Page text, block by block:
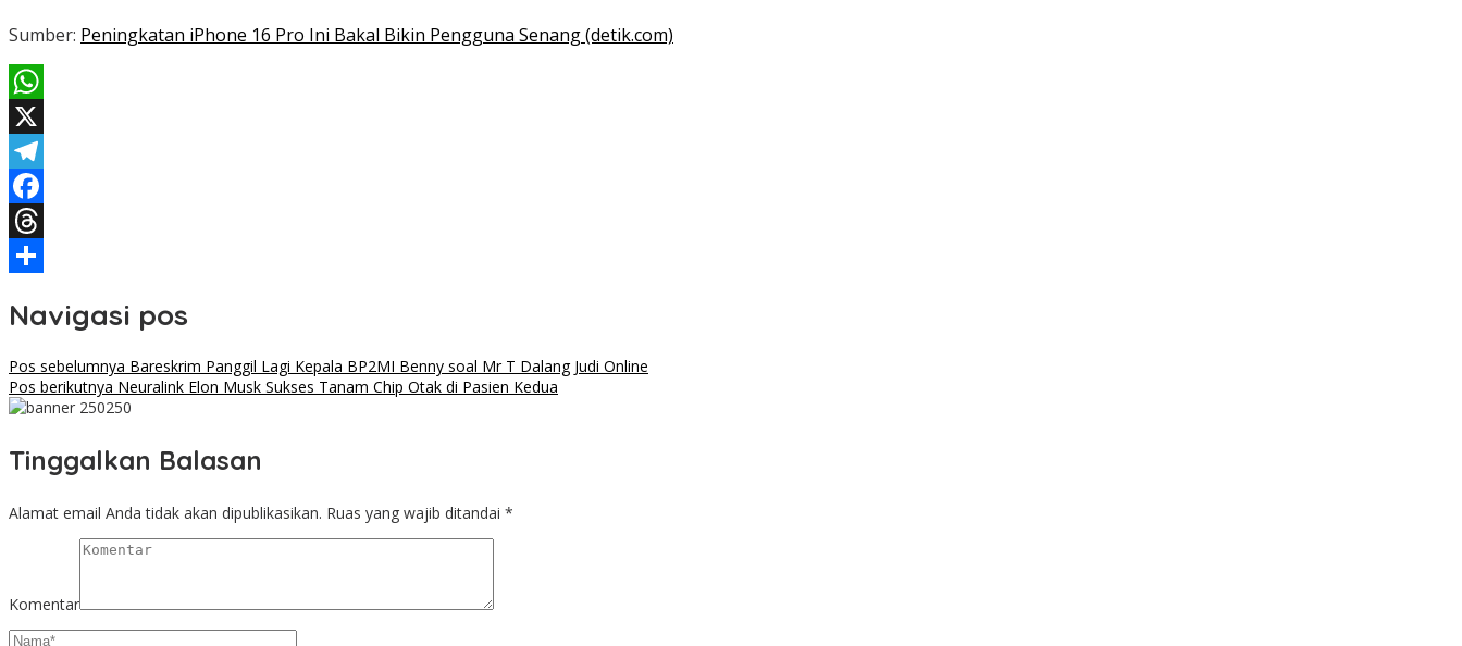
Sumber: Peningkatan iPhone 16 Pro Ini Bakal Bikin Pengguna Senang (detik.com)
WhatsApp
X
Telegram
Facebook
Threads
Navigasi pos
Pos sebelumnya Bareskrim Panggil Lagi Kepala BP2MI Benny soal Mr T Dalang Judi Online
Pos berikutnya Neuralink Elon Musk Sukses Tanam Chip Otak di Pasien Kedua
Tinggalkan Balasan
Alamat email Anda tidak akan dipublikasikan. Ruas yang wajib ditandai *
Komentar